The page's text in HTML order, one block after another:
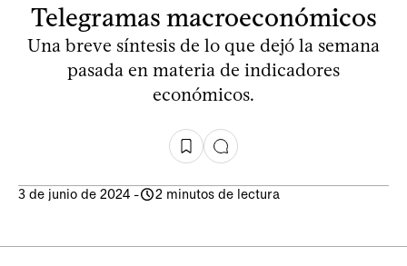
Telegramas macroeconómicos
Una breve síntesis de lo que dejó la semana
pasada en materia de indicadores
económicos.
3 de junio de 2024 - 2 minutos de lectura